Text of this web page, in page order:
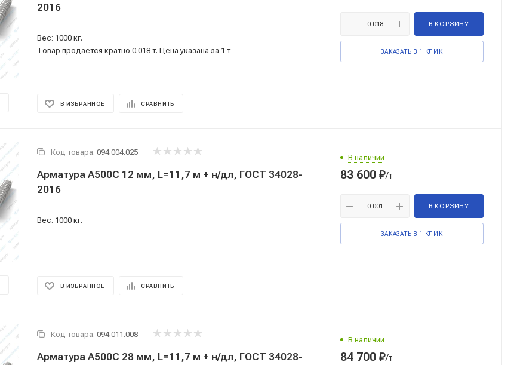
2016
Вес: 1000 кг.
Товар продается кратно 0.018 т. Цена указана за 1 т
В ИЗБРАННОЕ СРАВНИТЬ
В КОРЗИНУ
ЗАКАЗАТЬ В 1 КЛИК
Код товара: 094.004.025
Арматура А500С 12 мм, L=11,7 м + н/дл, ГОСТ 34028-
2016
Вес: 1000 кг.
В ИЗБРАННОЕ СРАВНИТЬ
В наличии
83 600 ₽/т
В КОРЗИНУ
ЗАКАЗАТЬ В 1 КЛИК
Код товара: 094.011.008
Арматура А500С 28 мм, L=11,7 м + н/дл, ГОСТ 34028-
В наличии
84 700 ₽/т